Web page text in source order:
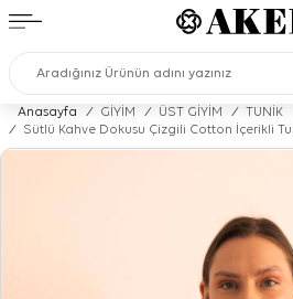
Anasayfa / GİYİM / ÜST GİYİM /
TUNİK
/
Sütlü Kahve Dokusu Çizgili Cotton İçerikli